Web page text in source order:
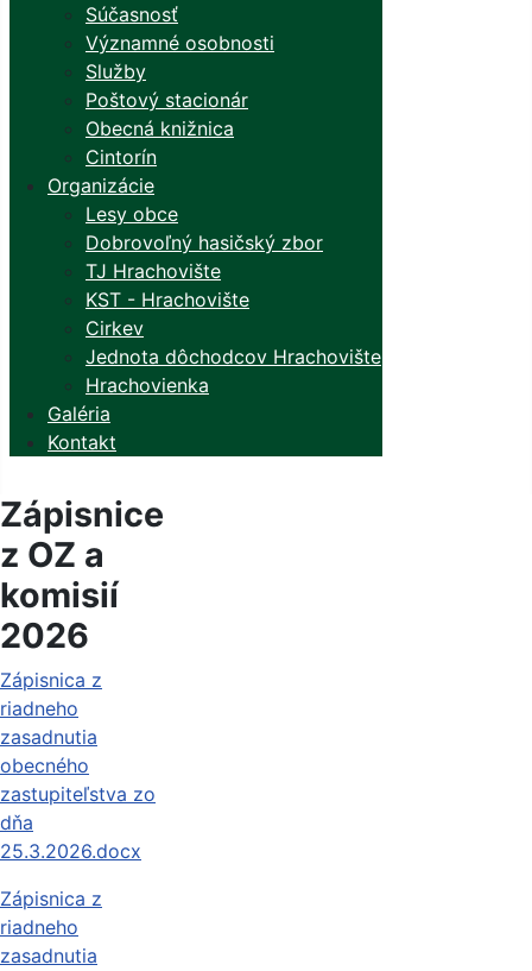
Súčasnosť
Významné osobnosti
Služby
Poštový stacionár
Obecná knižnica
Cintorín
Organizácie
Lesy obce
Dobrovoľný hasičský zbor
TJ Hrachovište
KST - Hrachovište
Cirkev
Jednota dôchodcov Hrachovište
Hrachovienka
Galéria
Kontakt
Zápisnice
z OZ a
komisií
2026
Zápisnica z
riadneho
zasadnutia
obecného
zastupiteľstva zo
dňa
25.3.2026.docx
Zápisnica z
riadneho
zasadnutia